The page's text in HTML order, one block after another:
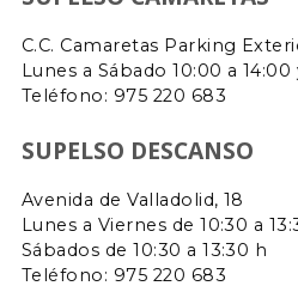
C.C. Camaretas Parking
Lunes a Sábado 10:00 a 14:00
Teléfono: 975 220 683
SUPELSO DESCANSO
Avenida de Valladolid, 18
Lunes a Viernes de 10:30 a
Sábados de 10:30 a 13:30 h
Teléfono: 975 220 683